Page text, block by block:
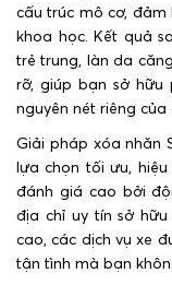
cấu trúc mô cơ,
khoa học. Kết quả
trẻ trung, làn da
rỡ, giúp bạn sở hữu
nguyên nét riêng của
Giải pháp xóa nhăn
lựa chọn tối ưu,
đánh giá cao bởi
địa chỉ uy tín sở
cao, các dịch vụ xe
tận tình mà bạn